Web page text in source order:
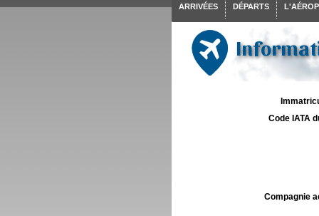
ARRIVÉES DÉPARTS
Code IATA
Compagnie